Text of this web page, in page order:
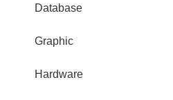
Database
Graphic
Hardware